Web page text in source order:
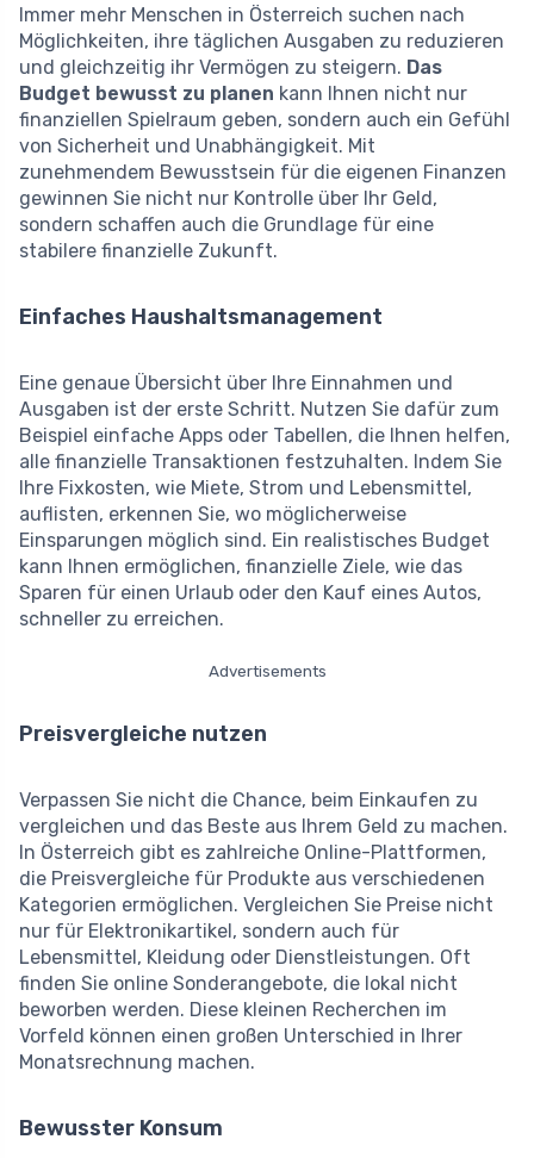
Immer mehr Menschen in Österreich suchen nach
Möglichkeiten, ihre täglichen Ausgaben zu reduzieren
und gleichzeitig ihr Vermögen zu steigern. Das
Budget bewusst zu planen kann Ihnen nicht nur
finanziellen Spielraum geben, sondern auch ein Gefühl
von Sicherheit und Unabhängigkeit. Mit
zunehmendem Bewusstsein für die eigenen Finanzen
gewinnen Sie nicht nur Kontrolle über Ihr Geld,
sondern schaffen auch die Grundlage für eine
stabilere finanzielle Zukunft.
Einfaches Haushaltsmanagement
Eine genaue Übersicht über Ihre Einnahmen und
Ausgaben ist der erste Schritt. Nutzen Sie dafür zum
Beispiel einfache Apps oder Tabellen, die Ihnen helfen,
alle finanzielle Transaktionen festzuhalten. Indem Sie
Ihre Fixkosten, wie Miete, Strom und Lebensmittel,
auflisten, erkennen Sie, wo möglicherweise
Einsparungen möglich sind. Ein realistisches Budget
kann Ihnen ermöglichen, finanzielle Ziele, wie das
Sparen für einen Urlaub oder den Kauf eines Autos,
schneller zu erreichen.
Advertisements
Preisvergleiche nutzen
Verpassen Sie nicht die Chance, beim Einkaufen zu
vergleichen und das Beste aus Ihrem Geld zu machen.
In Österreich gibt es zahlreiche Online-Plattformen,
die Preisvergleiche für Produkte aus verschiedenen
Kategorien ermöglichen. Vergleichen Sie Preise nicht
nur für Elektronikartikel, sondern auch für
Lebensmittel, Kleidung oder Dienstleistungen. Oft
finden Sie online Sonderangebote, die lokal nicht
beworben werden. Diese kleinen Recherchen im
Vorfeld können einen großen Unterschied in Ihrer
Monatsrechnung machen.
Bewusster Konsum